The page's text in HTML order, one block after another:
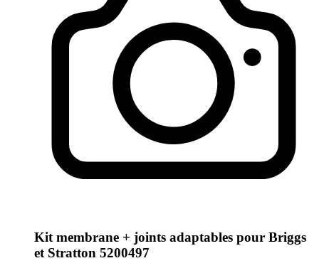
Kit membrane + joints adaptables pour Briggs
et Stratton 5200497